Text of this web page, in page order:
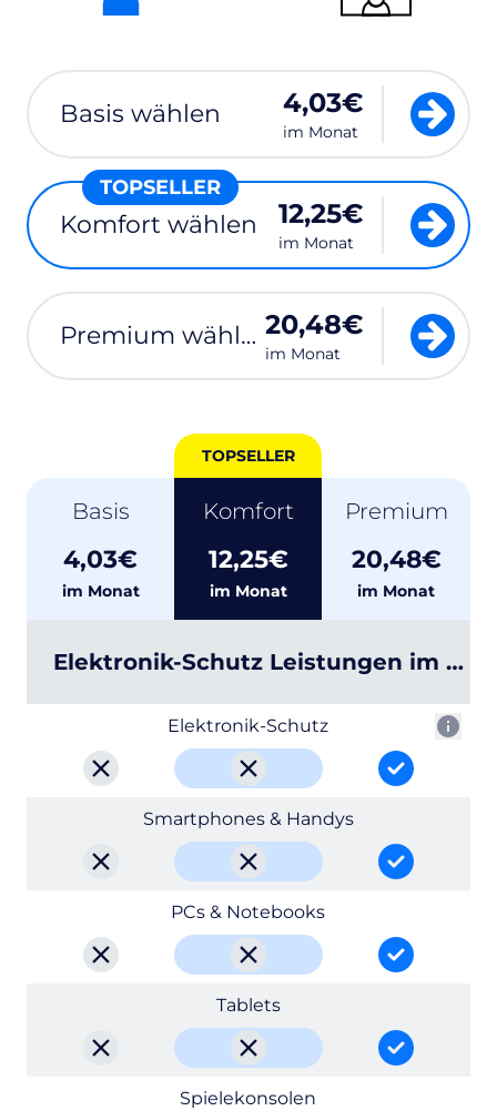
basic
Basis wählen 4,03€
im Monat
comfort
Komfort wählen 12,25€
im Monat
TOPSELLER
premium
Premium wählen 20,48€
im Monat
Basis
4,03€
im Monat
TOPSELLER
Komfort
12,25€
im Monat
Premium
20,48€
im Monat
Elektronik-Schutz Leistungen im
Elektronik-Schutz info
Handy oder Laptop
Handy oder Laptop defekt? Egal, ob
Handy oder Laptop defekt?
Handy oder
Smartphones & Handys
PCs & Notebooks
Tablets
Spielekonsolen